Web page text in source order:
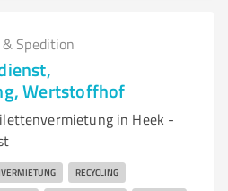
Spedition
Wertstoffhof
in Heek -
RECYCLING